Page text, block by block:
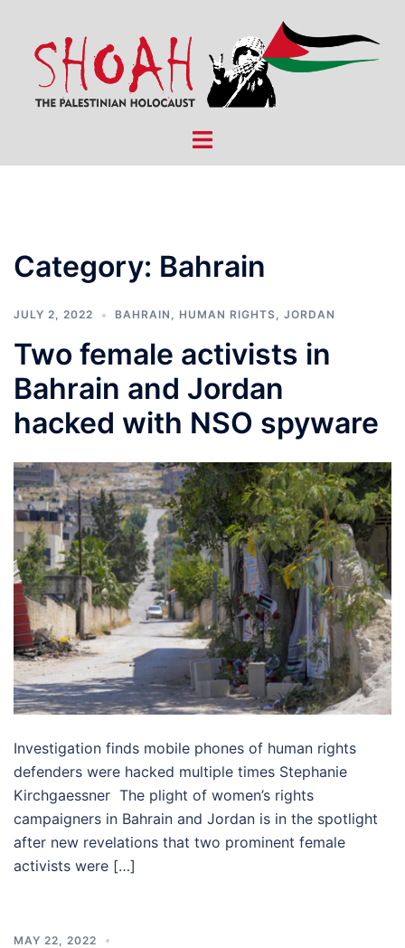
content
Toggle
Category: Bahrain
JULY 2, 2022 BAHRAIN , HUMAN RIGHTS, JORDAN
Two female activists in
Bahrain and Jordan
hacked with NSO spyware
Investigation finds mobile phones of human rights
defenders were hacked multiple times Stephanie
Kirchgaessner The plight of women’s rights
campaigners in Bahrain and Jordan is in the spotlight
after new revelations that two prominent female
activists were […]
MAY 22, 2022